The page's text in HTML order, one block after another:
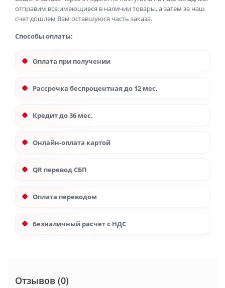
отправим все имеющиеся в наличии товары, а затем за наш
счет дошлем Вам оставшуюся часть заказа.
Способы оплаты:
Оплата при получении
Рассрочка беспроцентная до 12 мес.
Кредит до 36 мес.
Онлайн-оплата картой
QR перевод СБП
Оплата переводом
Безналичный расчет с НДС
Отзывов (0)